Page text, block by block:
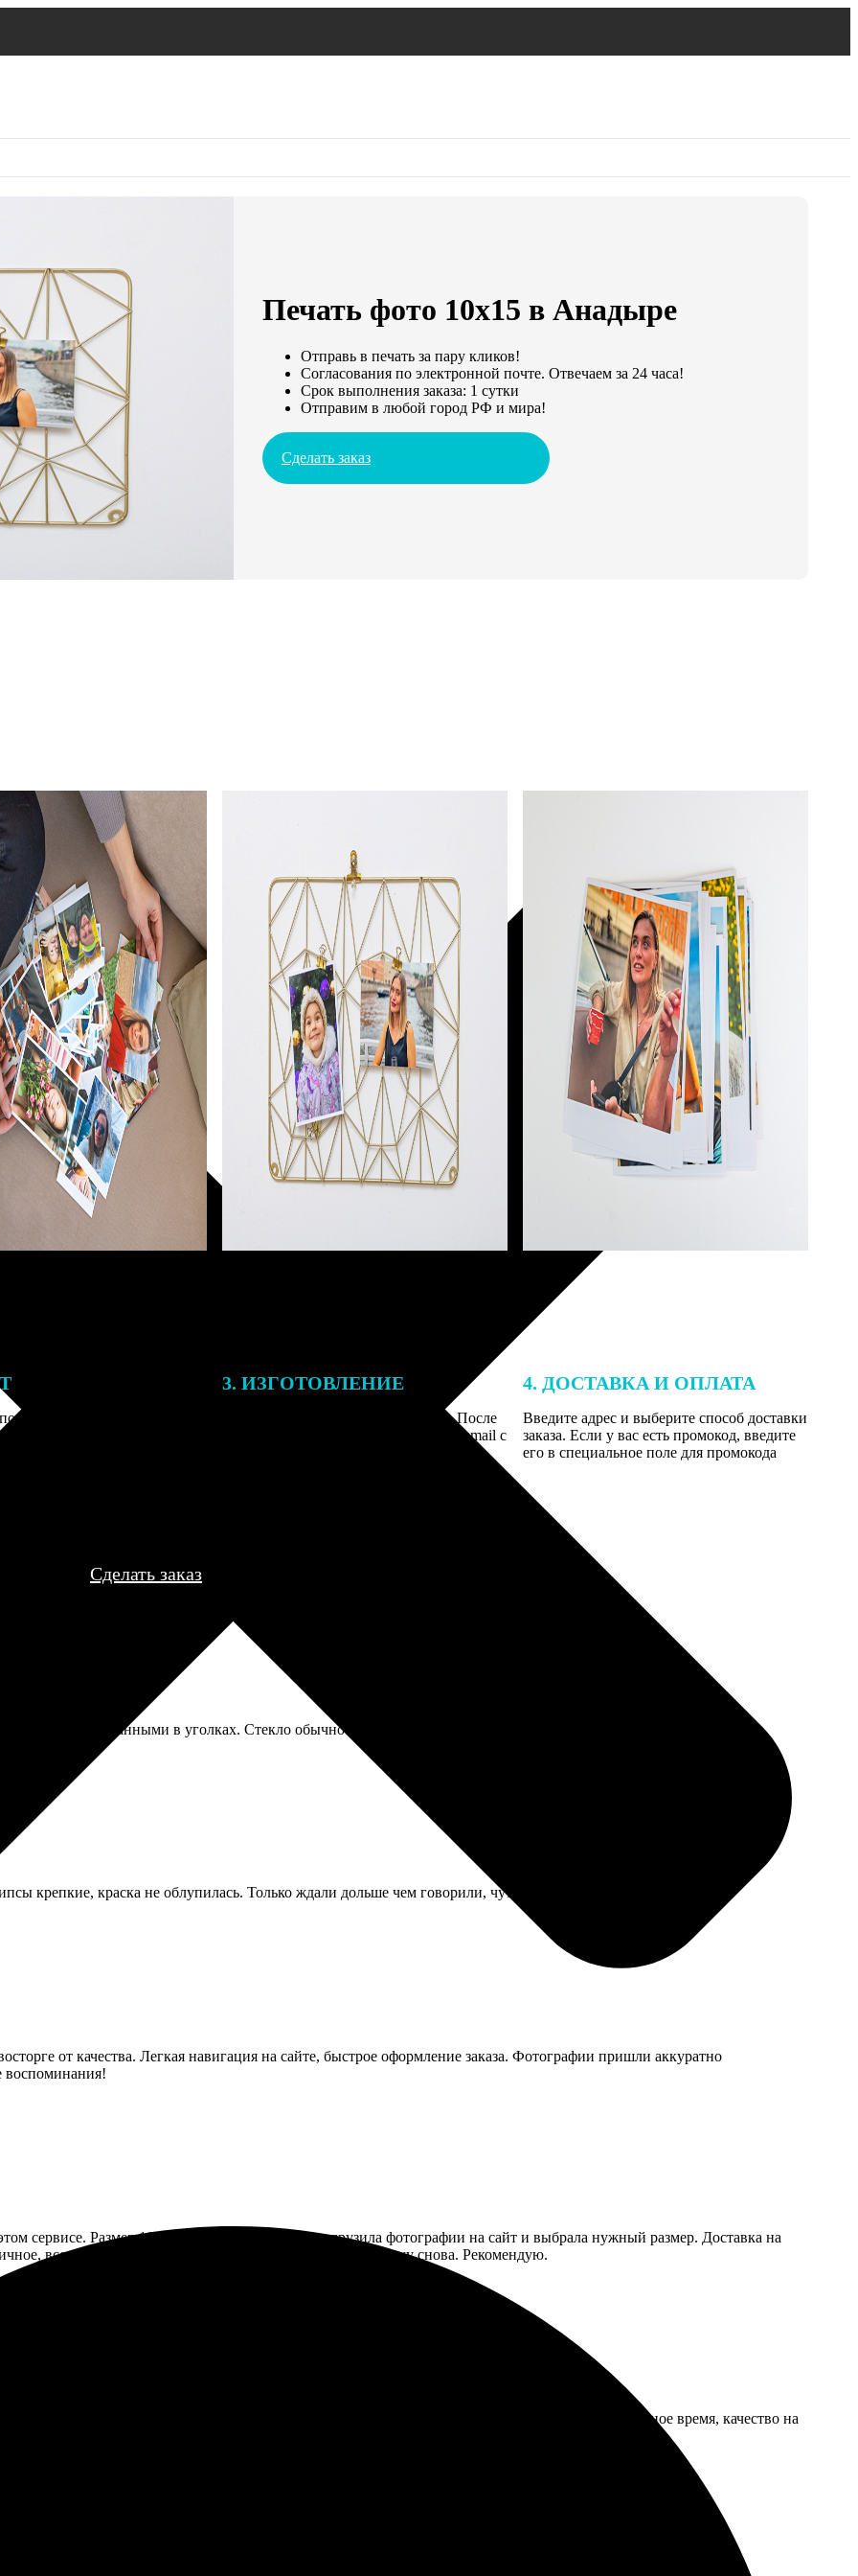
Печать фото 10х15 в Анадыре
Отправь в печать за пару кликов!
Согласования по электронной почте. Отвечаем за 24 часа!
Срок выполнения заказа: 1 сутки
Отправим в любой город РФ и мира!
Сделать заказ
заказа к печати
могут связаться с Вами
телефону или email для
деталей.
3. ИЗГОТОВЛЕНИЕ
Оплатите заказ банковской картой. После
оплаты получите подтверждение на email с
описанием заказа. Когда отправим заказ
4. ДОСТАВКА И ОПЛАТА
Введите адрес и выберите способ доставки
заказа. Если у вас есть промокод, введите
его в специальное поле для промокода
Сделать заказ
хорошо упакованными в уголках. Стекло обычное, не антибликовое, но для коридора пойдет.
крепкие, краска не облупилась. Только ждали дольше чем говорили, чуть не опоздали к событию.
от качества. Легкая навигация на сайте, быстрое оформление заказа. Фотографии пришли аккуратно
воспоминания!
сервисе. Размер 10х15, все очень просто — загрузила фотографии на сайт и выбрала нужный размер. Доставка на
все как на экране. В следующий раз непременно закажу снова. Рекомендую.
понятный интерфейс, быстро выбираешь нужные фотографии. Заказ пришёл в назначенное время, качество на